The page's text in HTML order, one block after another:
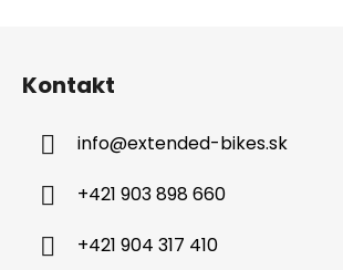
Kontakt
info@extended-bikes.sk
+421 903 898 660
+421 904 317 410